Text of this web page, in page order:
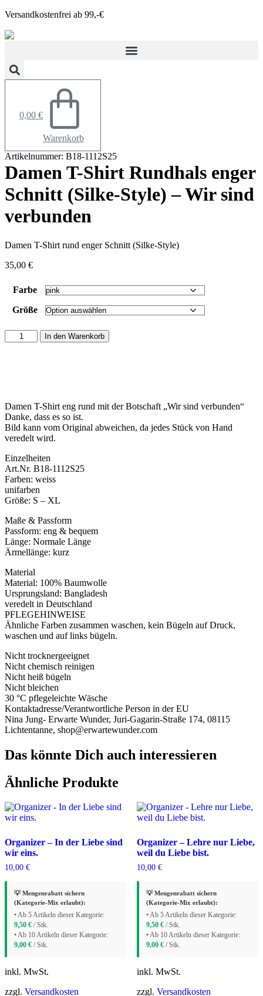
Zum
springen
Versandkostenfrei ab 99,-€
0,00 €
Warenkorb
Artikelnummer: B18-1112S25
Damen T-Shirt Rundhals enger
Schnitt (Silke-Style) – Wir sind
verbunden
Damen T-Shirt rund enger Schnitt (Silke-Style)
35,00 €
Farbe
Größe
Damen
T-
Style)
-
Wir
sind
Menge
In den Warenkorb
Damen T-Shirt eng rund mit der Botschaft „Wir sind verbunden“
Danke, dass es so ist.
Bild kann vom Original abweichen, da jedes Stück von Hand
veredelt wird.
Einzelheiten
Art.Nr. B18-1112S25
Farben: weiss
unifarben
Größe: S – XL
Maße & Passform
Passform: eng & bequem
Länge: Normale Länge
Ärmellänge: kurz
Material
Material: 100% Baumwolle
Ursprungsland: Bangladesh
veredelt in Deutschland
PFLEGEHINWEISE
Ähnliche Farben zusammen waschen, kein Bügeln auf Druck,
waschen und auf links bügeln.
Nicht trocknergeeignet
Nicht chemisch reinigen
Nicht heiß bügeln
Nicht bleichen
30 °C pflegeleichte Wäsche
Kontaktadresse/Verantwortliche Person in der EU
Nina Jung- Erwarte Wunder, Juri-Gagarin-Straße 174, 08115
Lichtentanne, shop@erwartewunder.com
Das könnte Dich auch interessieren
Ähnliche Produkte
Organizer – In der Liebe sind
wir eins.
10,00 €
💡 Mengenrabatt sichern
(Kategorie-Mix erlaubt):
• Ab 5 Artikeln dieser Kategorie:
9,50 € / Stk.
• Ab 10 Artikeln dieser Kategorie:
9,00 € / Stk.
inkl. MwSt.
zzgl. Versandkosten
Organizer – Lehre nur Liebe,
weil du Liebe bist.
10,00 €
💡 Mengenrabatt sichern
(Kategorie-Mix erlaubt):
• Ab 5 Artikeln dieser Kategorie:
9,50 €/ Stk.
• Ab 10 Artikeln dieser Kategorie:
9,00 €/ Stk.
inkl. MwSt.
zzgl. Versandkosten